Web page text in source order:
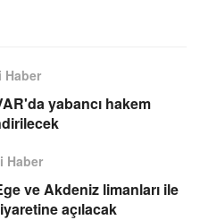
Haber
yabancı hakem
Haber
ve Akdeniz limanları ile
açılacak